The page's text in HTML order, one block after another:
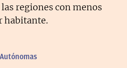
las regiones con menos
habitante.